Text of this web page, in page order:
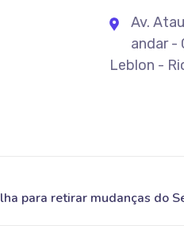
Av.
andar -
Leblon -